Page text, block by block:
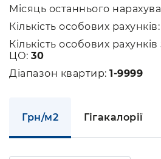
Місяць останнього
Кількість особових рахунків:
Кількість особових
ЦО: 30
Діапазон квартир: 1-9999
Грн/м2 Гігакалорії